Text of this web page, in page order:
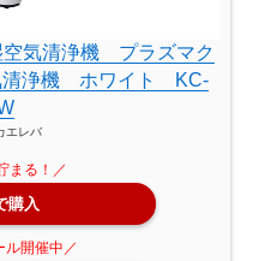
空気清浄機 プラズマク
清浄機 ホワイト KC-
エレバ
購入